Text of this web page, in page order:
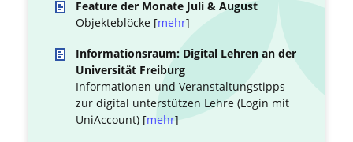
Feature der Monate Juli & August
Objekteblöcke [mehr]
Informationsraum: Digital Lehren an der
Universität Freiburg
Informationen und Veranstaltungstipps
zur digital unterstützen Lehre (Login mit
UniAccount) [mehr]